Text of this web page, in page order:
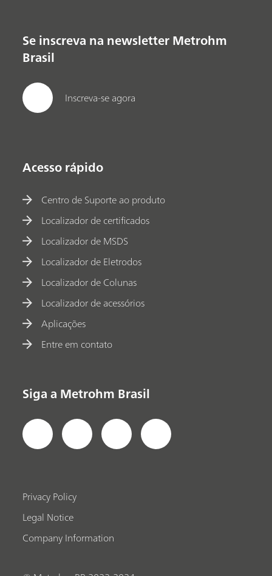
Se inscreva na newsletter Metrohm
Brasil
Inscreva-se agora
Acesso rápido
Centro de Suporte ao produto
Localizador de certificados
Localizador de MSDS
Localizador de Eletrodos
Localizador de Colunas
Localizador de acessórios
Aplicações
Entre em contato
Siga a Metrohm Brasil
Privacy Policy
Legal Notice
Company Information